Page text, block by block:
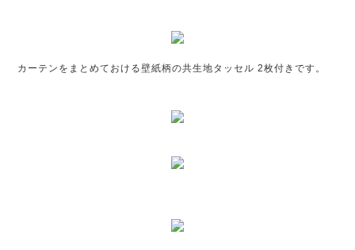
カーテンをまとめておける壁紙柄の共生地タッセル 2枚付きです。